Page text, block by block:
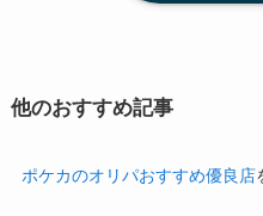
他のおすすめ記事
ポケカのオリパおすすめ優良店